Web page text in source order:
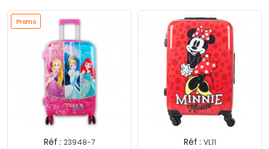
Promo
Réf : 23948-7 Réf : VL11